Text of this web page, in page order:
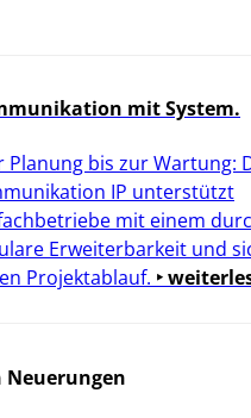
mit System.
Planung bis zur Wartung:
IP unterstützt
mit einem
Erweiterbarkeit und
Projektablauf. ‣